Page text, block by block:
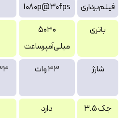
فیلم‌برداری 1080p@30fps
باتری
۵۰۳۰
میلی‌آمپرساعت
شارژ ۳۳ وات
جک ۳.۵
دارد